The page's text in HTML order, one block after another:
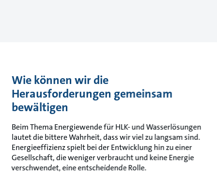
Wie können wir die
Herausforderungen gemeinsam
bewältigen
Beim Thema Energiewende für HLK- und Wasserlösungen
lautet die bittere Wahrheit, dass wir viel zu langsam sind.
Energieeffizienz spielt bei der Entwicklung hin zu einer
Gesellschaft, die weniger verbraucht und keine Energie
verschwendet, eine entscheidende Rolle.